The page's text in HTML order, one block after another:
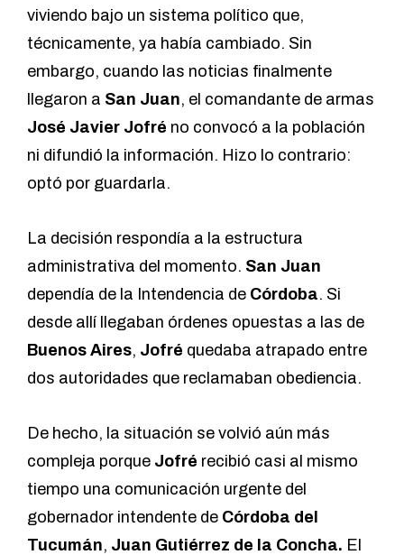
viviendo bajo un sistema político que,
técnicamente, ya había cambiado. Sin
embargo, cuando las noticias finalmente
llegaron a San Juan, el comandante de armas
José Javier Jofré no convocó a la población
ni difundió la información. Hizo lo contrario:
optó por guardarla.
La decisión respondía a la estructura
administrativa del momento. San Juan
dependía de la Intendencia de Córdoba. Si
desde allí llegaban órdenes opuestas a las de
Buenos Aires, Jofré quedaba atrapado entre
dos autoridades que reclamaban obediencia.
De hecho, la situación se volvió aún más
compleja porque Jofré recibió casi al mismo
tiempo una comunicación urgente del
gobernador intendente de Córdoba del
Tucumán, Juan Gutiérrez de la Concha. El